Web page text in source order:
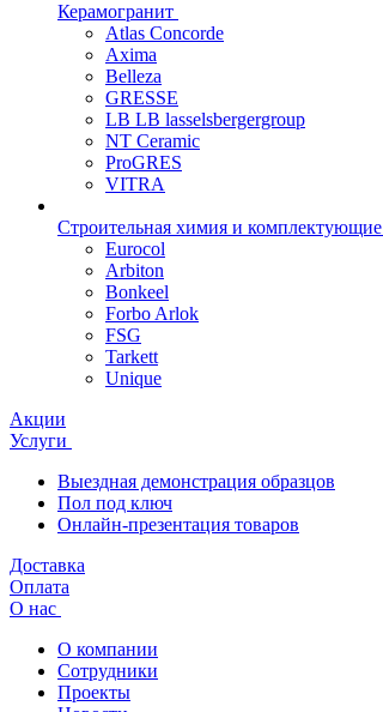
Керамогранит
Atlas Concorde
Axima
Belleza
GRESSE
LB LB lasselsbergergroup
NT Ceramic
ProGRES
VITRA
Строительная химия и комплектующие
Eurocol
Arbiton
Bonkeel
Forbo Arlok
FSG
Tarkett
Unique
Акции
Услуги
Выездная демонстрация образцов
Пол под ключ
Онлайн-презентация товаров
Доставка
Оплата
О нас
О компании
Сотрудники
Проекты